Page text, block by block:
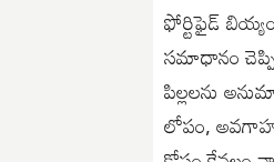
ఫోర్టిఫైడ్
సమాధానం
పిల్లలను
లోపం,